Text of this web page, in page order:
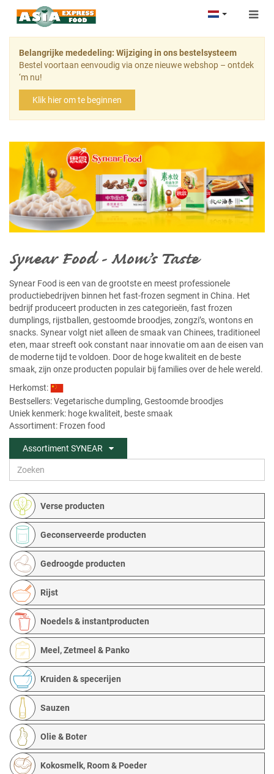
Belangrijke mededeling: Wijziging in ons bestelsysteem
Bestel voortaan eenvoudig via onze nieuwe webshop – ontdek
‘m nu!
Klik hier om te beginnen
Verse producten
Geconserveerde producten
Gedroogde producten
Rijst
Noedels & instantproducten
Meel, Zetmeel & Panko
Kruiden & specerijen
Sauzen
Olie & Boter
Kokosmelk, Room & Poeder
Synear Food - Mom’s Taste
Synear Food is een van de grootste en meest professionele
productiebedrijven binnen het fast-frozen segment in China. Het
bedrijf produceert producten in zes categorieën, fast frozen
dumplings, rijstballen, gestoomde broodjes, zongzi’s, wontons en
snacks. Synear volgt niet alleen de smaak van Chinees, traditioneel
eten, maar streeft ook constant naar innovatie om aan de eisen van
de moderne tijd te voldoen. Door de hoge kwaliteit en de beste
smaak, zijn onze producten populair bij families over de hele wereld.
Herkomst:
Bestsellers:Vegetarische dumpling, Gestoomde broodjes
Uniek kenmerk: hoge kwaliteit, beste smaak
Assortiment: Frozen food
Assortiment SYNEAR